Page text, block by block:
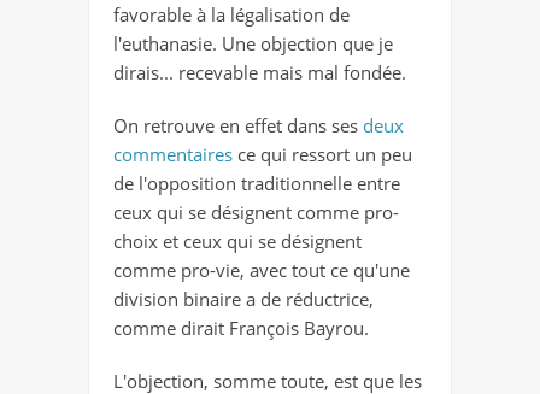
mais
quel
choix
favorable à la légalisation de
l'euthanasie. Une objection que je
dirais... recevable mais mal fondée.
On retrouve en effet dans ses deux
commentaires ce qui ressort un peu
de l'opposition traditionnelle entre
ceux qui se désignent comme pro-
choix et ceux qui se désignent
comme pro-vie, avec tout ce qu'une
division binaire a de réductrice,
comme dirait François Bayrou.
L'objection, somme toute, est que les